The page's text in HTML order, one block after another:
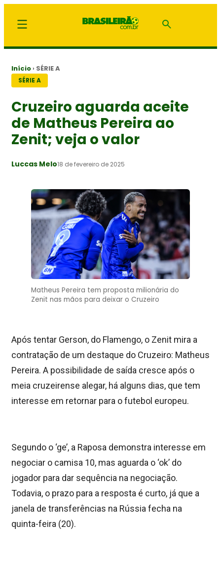
Início › SÉRIE A
SÉRIE A
Cruzeiro aguarda aceite
de Matheus Pereira ao
Zenit; veja o valor
Luccas Melo18 de fevereiro de 2025
Matheus Pereira tem proposta milionária do
Zenit nas mãos para deixar o Cruzeiro
Após tentar Gerson, do Flamengo, o Zenit mira a
contratação de um destaque do Cruzeiro: Matheus
Pereira. A possibilidade de saída cresce após o
meia cruzeirense alegar, há alguns dias, que tem
interesse em retornar para o futebol europeu.
Segundo o ‘ge’, a Raposa demonstra interesse em
negociar o camisa 10, mas aguarda o ‘ok’ do
jogador para dar sequência na negociação.
Todavia, o prazo para a resposta é curto, já que a
janela de transferências na Rússia fecha na
quinta-feira (20).